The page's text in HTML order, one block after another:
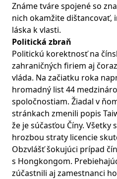
Známe tváre spojené so
nich okamžite dištancovať,
láska k vlasti.
Politická zbraň
Politickú korektnosť na
zahraničných firiem aj
vláda. Na začiatku roka
hromadný list 44
spoločnostiam. Žiadal v
stránkach zmenili popis
že je súčasťou Číny. Všetky
hrozbou straty licencie
Obzvlášť šokujúci prípad
s Hongkongom.
zúčastnili aj zamestnanci